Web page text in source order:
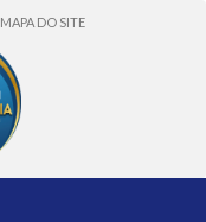
MAPA DO SITE